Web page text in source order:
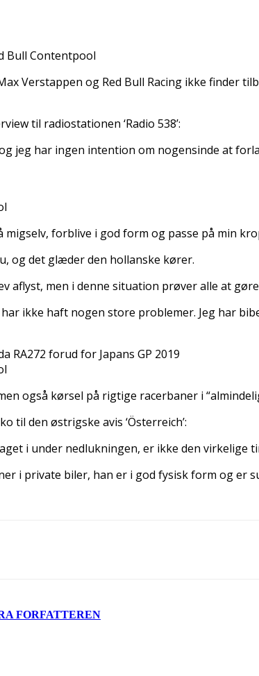
Bull Contentpool
Verstappen og Red Bull Racing ikke finder
til radiostationen ‘Radio 538’:
jeg har ingen intention om nogensinde at
forblive i god form og passe på min
og det glæder den hollanske kører.
aflyst, men i denne situation prøver alle at
ikke haft nogen store problemer. Jeg har
RA272 forud for Japans GP 2019
også kørsel på rigtige racerbaner i
til den østrigske avis ‘Österreich’:
i under nedlukningen, er ikke den virkelige
i private biler, han er i god fysisk form og er
FORFATTEREN